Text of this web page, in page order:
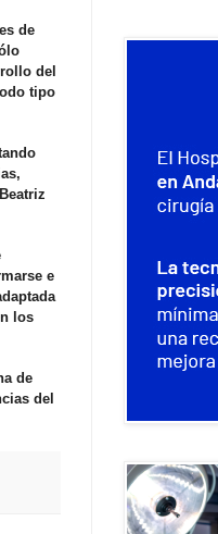
de
del
tipo
e
los
de
del